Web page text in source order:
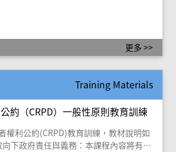
更多 >>
Training Materials
約（CRPD）一般性原則教育訓練
權利公約(CRPD)教育訓練，教材說明如
下政府責任與義務：本課程內容將有系